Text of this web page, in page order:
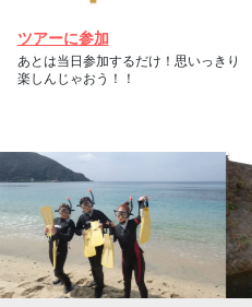
ツアーに参加
あとは当日参加するだけ！思いっきり
楽しんじゃおう！！